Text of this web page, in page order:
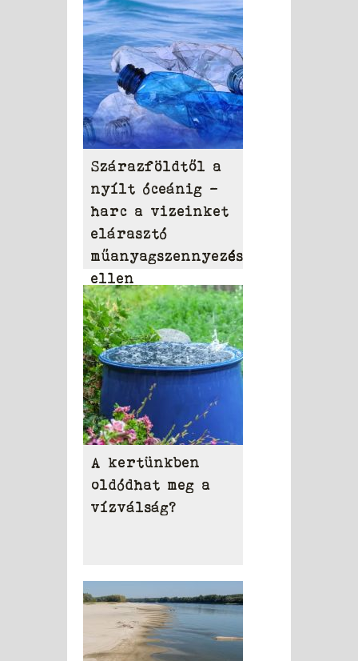
szerek
Szárazföldtől a
nyílt óceánig –
harc a vizeinket
elárasztó
műanyagszennyezés
ellen
A kertünkben
oldódhat meg a
vízválság?